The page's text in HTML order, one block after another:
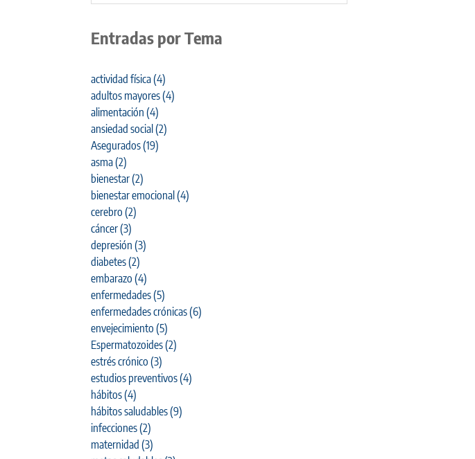
Entradas por Tema
actividad física(4)
adultos mayores(4)
alimentación (4)
ansiedad social(2)
Asegurados(19)
asma(2)
bienestar(2)
bienestar emocional(4)
cerebro (2)
cáncer(3)
depresión (3)
diabetes(2)
embarazo (4)
enfermedades(5)
enfermedades crónicas(6)
envejecimiento (5)
Espermatozoides(2)
estrés crónico (3)
estudios preventivos(4)
hábitos(4)
hábitos saludables(9)
infecciones(2)
maternidad (3)